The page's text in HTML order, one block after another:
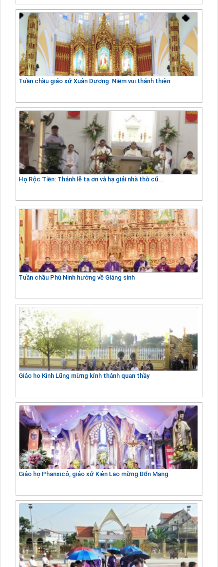
Tuần chầu giáo xứ Xuân Dương: Niềm vui thánh thiện
Họ Rộc Tiền: Thánh lễ tạ ơn và hạ giải nhà thờ cũ...
Tuần chầu Phú Ninh hướng về Giáng sinh
Giáo họ Kinh Lũng mừng kính thánh quan thầy
Giáo họ Phanxicô, giáo xứ Kiên Lao mừng Bổn Mạng